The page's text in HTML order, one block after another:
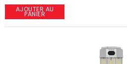
AJOUTER AU
PANIER